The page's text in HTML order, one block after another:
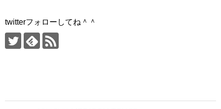
twitterフォローしてね＾＾